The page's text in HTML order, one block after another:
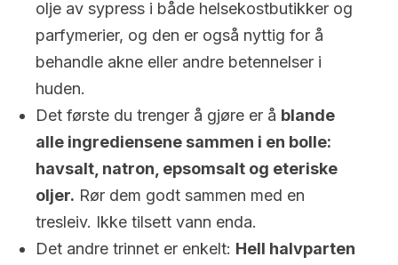
olje av sypress i både helsekostbutikker og
parfymerier, og den er også nyttig for å
behandle akne eller andre betennelser i
huden.
Det første du trenger å gjøre er å blande
alle ingrediensene sammen i en bolle:
havsalt, natron, epsomsalt og eteriske
oljer. Rør dem godt sammen med en
tresleiv. Ikke tilsett vann enda.
Det andre trinnet er enkelt: Hell halvparten